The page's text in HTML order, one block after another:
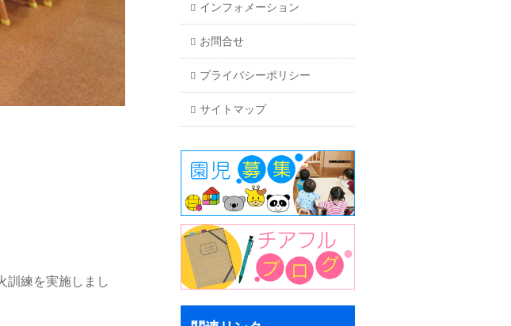
訓練を実施しまし
インフォメーション
お問合せ
プライバシーポリシー
サイトマップ